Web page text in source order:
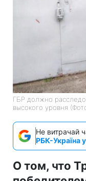
ГБР должно
высокого уровня
Не витрачай
РБК-Україна
О том, что